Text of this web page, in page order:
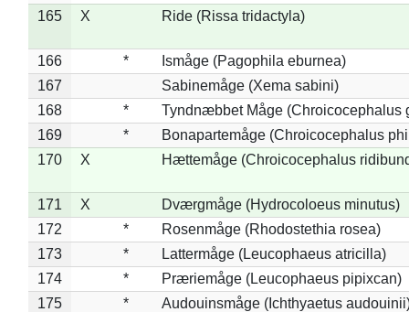
165
X Ride (Rissa tridactyla)
166 *
Ismåge (Pagophila eburnea)
167
Sabinemåge (Xema sabini)
168
*
Tyndnæbbet Måge (Chroicocephalus
169
*
Bonapartemåge (Chroicocephalus
170
X Hættemåge (Chroicocephalus
171 X
Dværgmåge (Hydrocoloeus minutus)
172
*
Rosenmåge (Rhodostethia rosea)
173
*
Lattermåge (Leucophaeus atricilla)
174
*
Præriemåge (Leucophaeus pipixcan)
175
*
Audouinsmåge (Ichthyaetus